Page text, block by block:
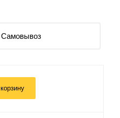
Самовывоз